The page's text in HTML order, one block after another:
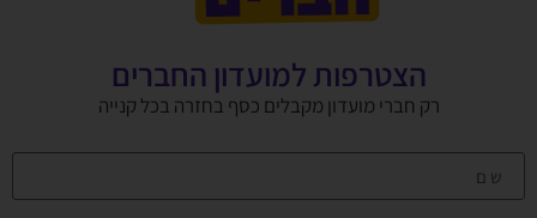
הצטרפות למועדון החברים
רק חברי מועדון מקבלים כסף בחזרה בכל קנייה